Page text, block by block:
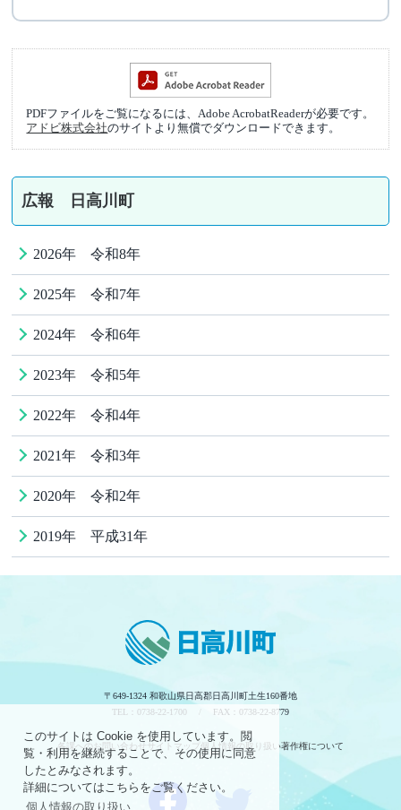
このサイトは Cookie を使用しています。閲
覧・利用を継続することで、その使用に同意
したとみなされます。
詳細についてはこちらをご覧ください。
個人情報の取り扱い
PDFファイルをご覧になるには、Adobe AcrobatReaderが必要です。
アドビ株式会社のサイトより無償でダウンロードできます。
広報 日高川町
2026年 令和8年
2025年 令和7年
2024年 令和6年
2023年 令和5年
2022年 令和4年
2021年 令和3年
2020年 令和2年
2019年 平成31年
〒649-1324 和歌山県日高郡日高川町土生160番地
TEL：0738-22-1700 / FAX：0738-22-8779
各課へのお問い合わせ サイトマップ個人情報の取り扱い著作権について